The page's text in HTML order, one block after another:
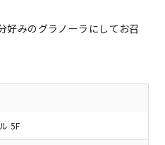
好みのグラノーラにしてお召
5F